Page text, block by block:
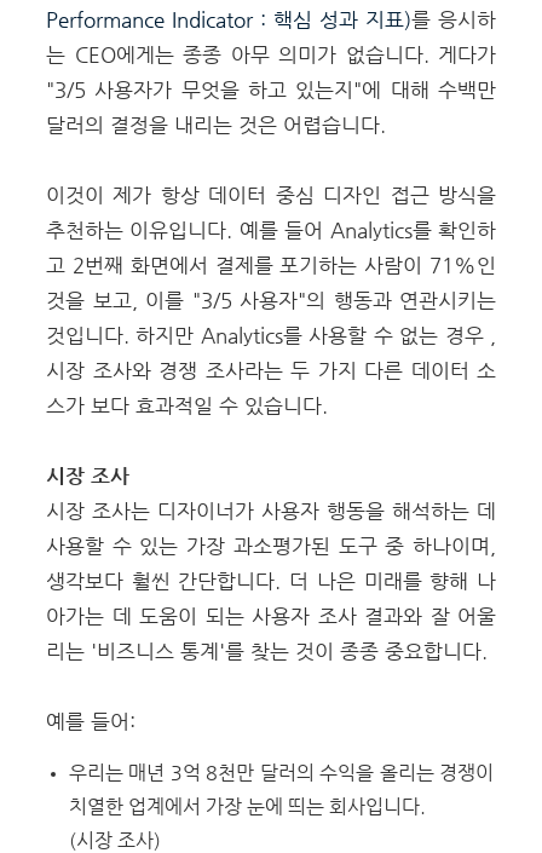
Performance Indicator : 핵심 성과 지표)를 응시하
는 CEO에게는 종종 아무 의미가 없습니다. 게다가
"3/5 사용자가 무엇을 하고 있는지"에 대해 수백만
달러의 결정을 내리는 것은 어렵습니다.
이것이 제가 항상 데이터 중심 디자인 접근 방식을
추천하는 이유입니다. 예를 들어 Analytics를 확인하
고 2번째 화면에서 결제를 포기하는 사람이 71%인
것을 보고, 이를 "3/5 사용자"의 행동과 연관시키는
것입니다.하지만 Analytics를 사용할 수 없는 경우 ,
시장 조사와 경쟁 조사라는 두 가지 다른 데이터 소
스가 보다 효과적일 수 있습니다.
시장 조사
시장 조사는 디자이너가 사용자 행동을 해석하는 데
사용할 수 있는 가장 과소평가된 도구 중 하나이며,
생각보다 훨씬 간단합니다. 더 나은 미래를 향해 나
아가는 데 도움이 되는 사용자 조사 결과와 잘 어울
리는 '비즈니스 통계'를 찾는 것이 종종 중요합니다.
예를 들어:
우리는 매년 3억 8천만 달러의 수익을 올리는 경쟁이
치열한 업계에서 가장 눈에 띄는 회사입니다.
(시장 조사)